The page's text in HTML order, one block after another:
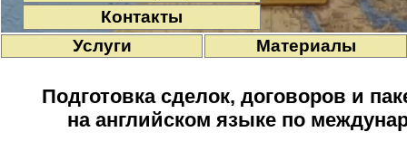
Контакты
Услуги
Материалы
Подготовка сделок, договоров и
на английском языке по